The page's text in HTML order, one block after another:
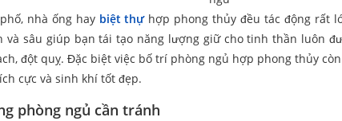
nhà ống hay biệt thự hợp phong thủy đều tác động rất
và sâu giúp bạn tái tạo năng lượng giữ cho tinh thần luôn
đột quỵ. Đặc biệt việc bố trí phòng ngủ hợp phong thủy
cực và sinh khí tốt đẹp.
phòng ngủ cần tránh